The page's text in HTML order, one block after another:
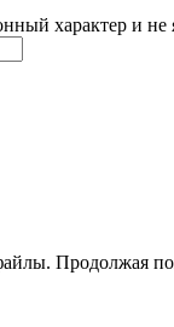
характер и не
Продолжая